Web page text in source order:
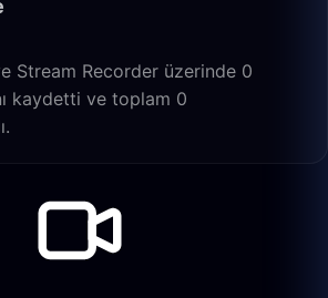
Stream Recorder üzerinde 0
kaydetti ve toplam 0